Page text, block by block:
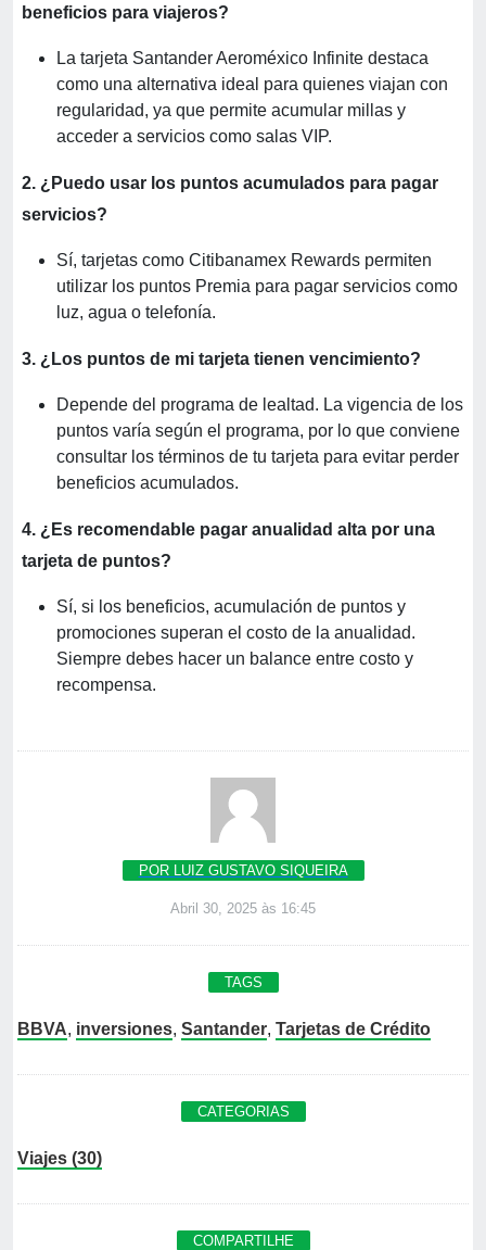
beneficios para viajeros?
La tarjeta Santander Aeroméxico Infinite destaca
como una alternativa ideal para quienes viajan con
regularidad, ya que permite acumular millas y
acceder a servicios como salas VIP.
2. ¿Puedo usar los puntos acumulados para pagar
servicios?
Sí, tarjetas como Citibanamex Rewards permiten
utilizar los puntos Premia para pagar servicios como
luz, agua o telefonía.
3. ¿Los puntos de mi tarjeta tienen vencimiento?
Depende del programa de lealtad. La vigencia de los
puntos varía según el programa, por lo que conviene
consultar los términos de tu tarjeta para evitar perder
beneficios acumulados.
4. ¿Es recomendable pagar anualidad alta por una
tarjeta de puntos?
Sí, si los beneficios, acumulación de puntos y
promociones superan el costo de la anualidad.
Siempre debes hacer un balance entre costo y
recompensa.
POR LUIZ GUSTAVO SIQUEIRA
Abril 30, 2025 às 16:45
TAGS
BBVA, inversiones, Santander, Tarjetas de Crédito
CATEGORIAS
Viajes (30)
COMPARTILHE